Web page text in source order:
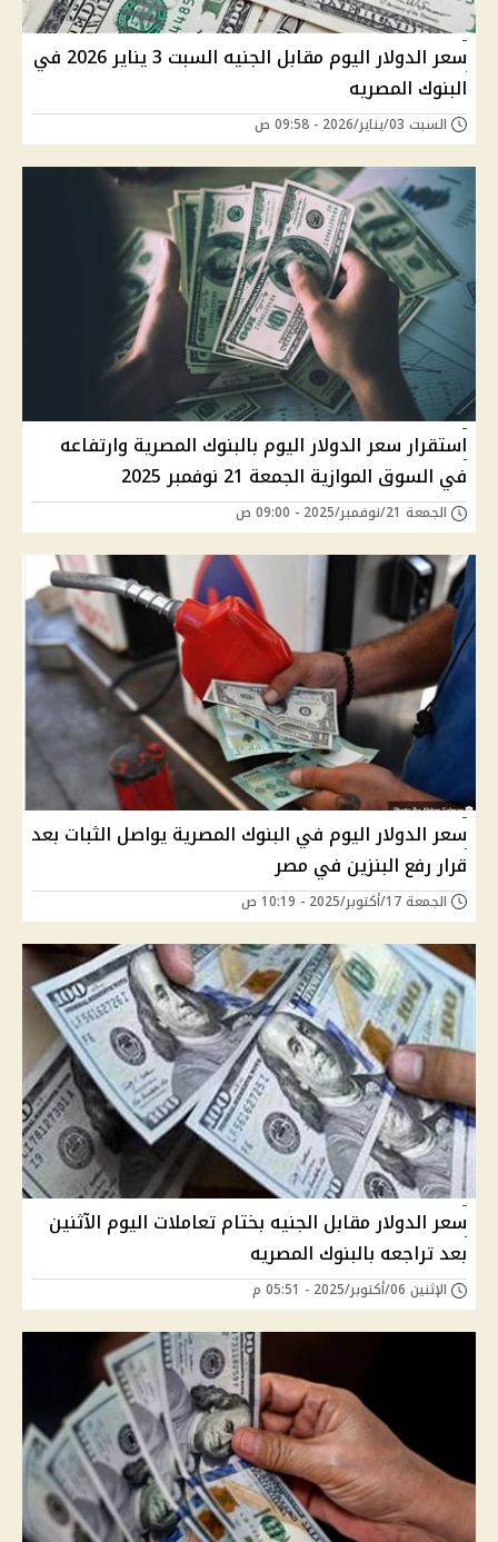
سعر الدولار اليوم مقابل الجنيه السبت 3 يناير 2026 في
البنوك المصريه
السبت 03/يناير/2026 - 09:58 ص
استقرار سعر الدولار اليوم بالبنوك المصرية وارتفاعه
في السوق الموازية الجمعة 21 نوفمبر 2025
الجمعة 21/نوفمبر/2025 - 09:00 ص
سعر الدولار اليوم في البنوك المصرية يواصل الثبات بعد
قرار رفع البنزين في مصر
الجمعة 17/أكتوبر/2025 - 10:19 ص
سعر الدولار مقابل الجنيه بختام تعاملات اليوم الآثنين
بعد تراجعه بالبنوك المصريه
الإثنين 06/أكتوبر/2025 - 05:51 م